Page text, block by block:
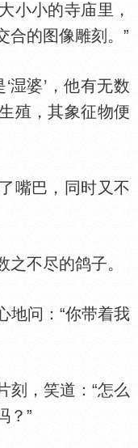
小小的寺庙里，
合的图像雕刻。”
婆’，他有无数
殖，其象征物便
巴，同时又不
不尽的鸽子。
问：“你带着我
刻，笑道：“怎么
？”